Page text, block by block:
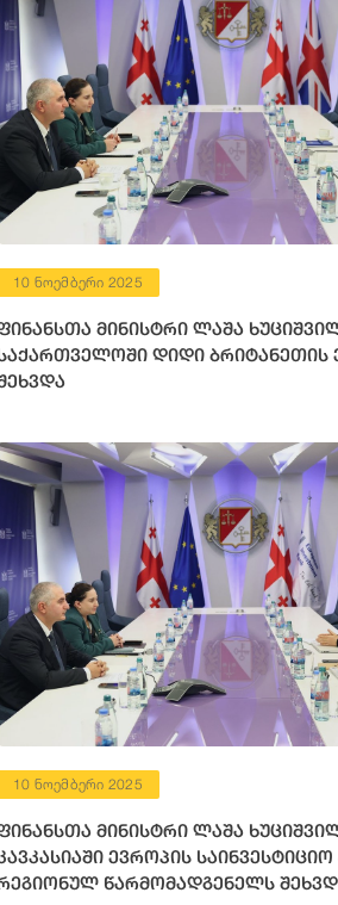
10 ნოემბერი 2025
მინისტრი ლაშა
დიდი ბრიტანეთის
10 ნოემბერი 2025
მინისტრი ლაშა
ევროპის საინვესტიციო
წარმომადგენელს